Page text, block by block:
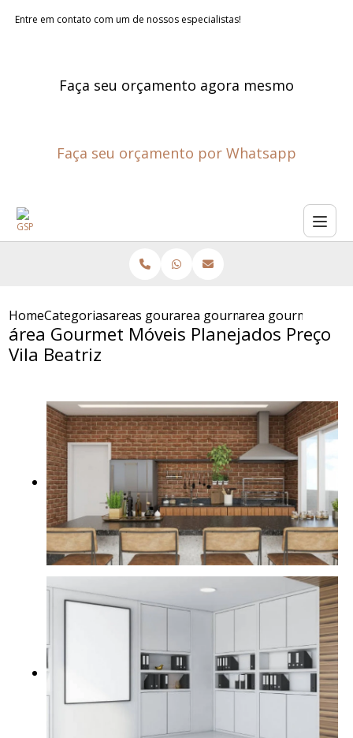
Entre em contato com um de nossos especialistas!
Faça seu orçamento agora mesmo
Faça seu orçamento por Whatsapp
HomeCategoriasareas gourmet planejadas
area gourmet pequena
area gourmet
área Gourmet Móveis Planejados Preço
Vila Beatriz